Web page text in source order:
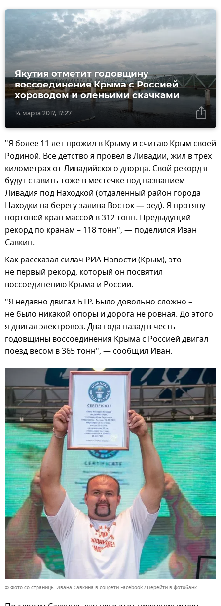
14 марта 2017, 17:27
Якутия отметит годовщину
воссоединения Крыма с Россией
хороводом и оленьими скачками
"Я более 11 лет прожил в Крыму и считаю Крым своей
Родиной. Все детство я провел в Ливадии, жил в трех
километрах от Ливадийского дворца. Свой рекорд я
будут ставить тоже в местечке под названием
Ливадия под Находкой (отдаленный район города
Находки на берегу залива Восток — ред). Я протяну
портовой кран массой в 312 тонн. Предыдущий
рекорд по кранам – 118 тонн", — поделился Иван
Савкин.
Как рассказал силач РИА Новости (Крым), это
не первый рекорд, который он посвятил
воссоединению Крыма и России.
"Я недавно двигал БТР. Было довольно сложно –
не было никакой опоры и дорога не ровная. До этого
я двигал электровоз. Два года назад в честь
годовщины воссоединения Крыма с Россией двигал
поезд весом в 365 тонн", — сообщил Иван.
© Фото со страницы Ивана Савкина в соцсети Facebook Перейти в фотобанк